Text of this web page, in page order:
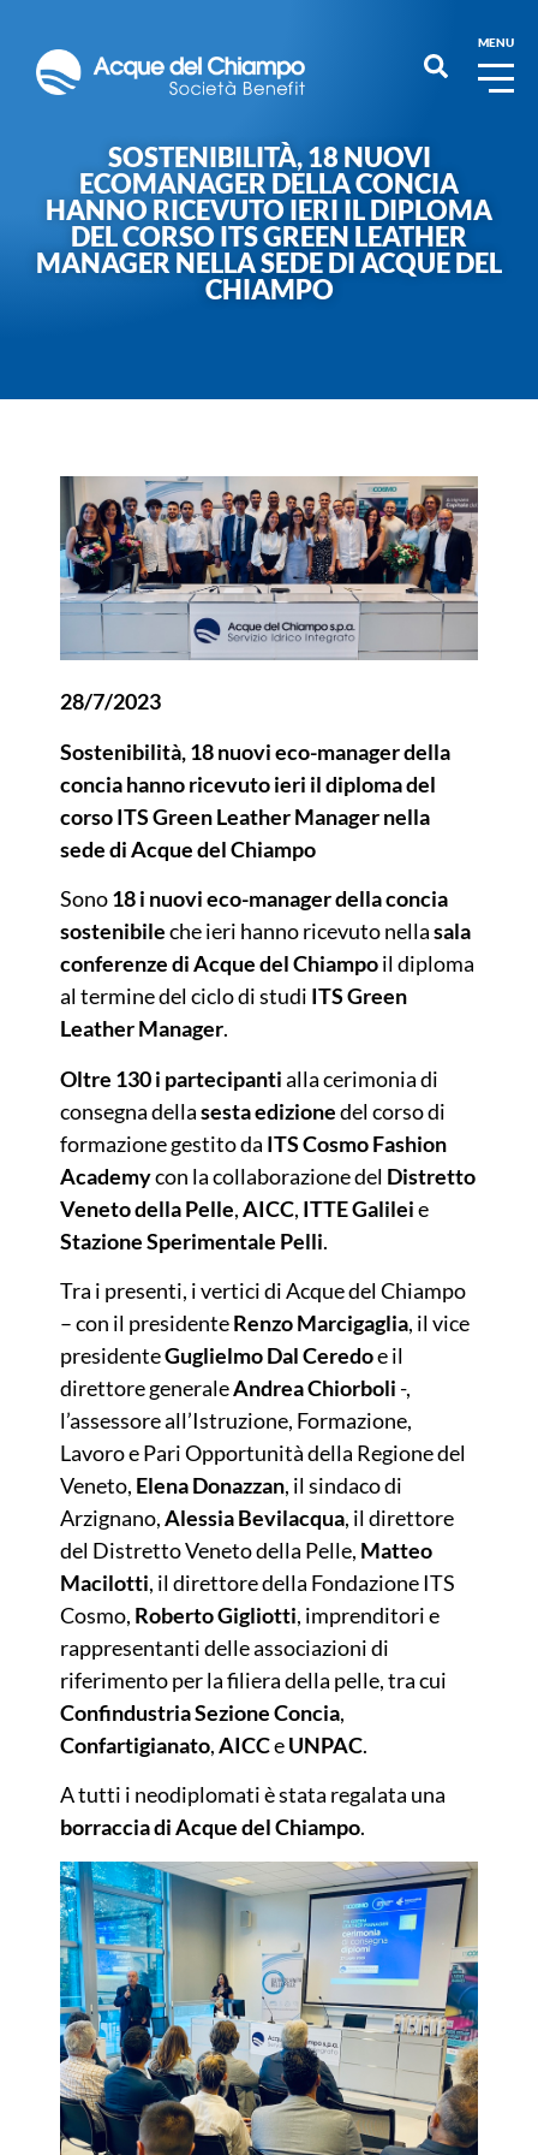
MENU
SOSTENIBILITÀ, 18 NUOVI
ECOMANAGER DELLA CONCIA
HANNO RICEVUTO IERI IL DIPLOMA
DEL CORSO ITS GREEN LEATHER
MANAGER NELLA SEDE DI ACQUE DEL
CHIAMPO
28/7/2023
Sostenibilità, 18 nuovi eco-manager della
concia hanno ricevuto ieri il diploma del
corso ITS Green Leather Manager nella
sede di Acque del Chiampo
Sono18 i nuovi eco-managerdella concia
sostenibileche ieri hanno ricevuto nellasala
conferenze di Acque del Chiampoil diploma
al termine del ciclo di studi ITS Green
Leather Manager.
Oltre 130 i partecipantialla cerimonia di
consegna dellasesta edizionedel corso di
formazione gestito da ITS Cosmo Fashion
Academycon la collaborazione del Distretto
Veneto della Pelle,AICC, ITTE Galileie
Stazione Sperimentale Pelli.
Tra i presenti, i vertici di Acque del Chiampo
– con il presidenteRenzo Marcigaglia, il vice
presidenteGuglielmo Dal Ceredoe il
direttore generaleAndrea Chiorboli-,
l’assessore all’Istruzione, Formazione,
Lavoro e Pari Opportunità della Regione del
Veneto, Elena Donazzan, il sindaco di
Arzignano,Alessia Bevilacqua, il direttore
del Distretto Veneto della Pelle, Matteo
Macilotti, il direttore della Fondazione ITS
Cosmo, Roberto Gigliotti, imprenditori e
rappresentanti delle associazioni di
riferimento per la filiera della pelle, tra cui
Confindustria Sezione Concia,
Confartigianato,AICCeUNPAC.
A tutti i neodiplomati è stata regalata una
borraccia di Acque del Chiampo.